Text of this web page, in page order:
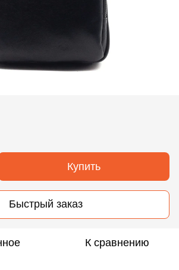
Купить
Быстрый заказ
К сравнению